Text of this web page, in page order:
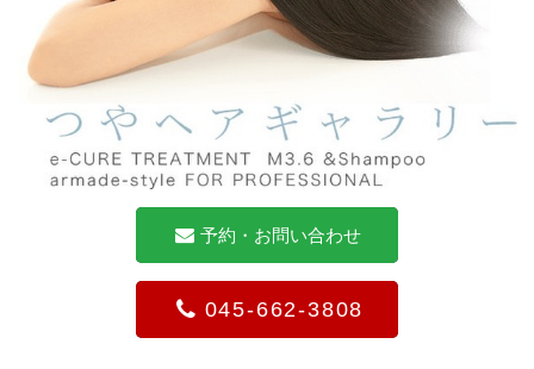
予約・お問い合わせ
045-662-3808